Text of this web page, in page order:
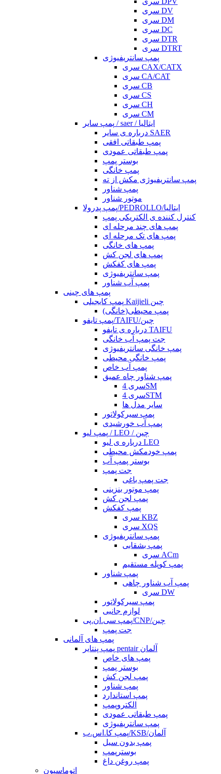
سری DV
سری DM
سری DC
سری DTR
سری DTRT
پمپ سانتریفیوژی
سری CAX/CATX
سری CA/CAT
سری CB
سری CS
سری CH
سری CM
پمپ سایر / saer / ایتالیا
درباره ی سایر SAER
پمپ طبقاتی افقی
پمپ طبقاتی عمودی
بوستر پمپ
پمپ خانگی
پمپ سانتریفیوژی مکش از ته
پمپ شناور
موتور شناور
پمپ پدرولا/PEDROLLO/ایتالیا
کنترل کننده ی الکتریکی پمپ
پمپ های چند مرحله ای
پمپ های تک مرحله ای
پمپ های خانگی
پمپ های لجن کش
پمپ های کفکش
پمپ سانتریفیوژی
پمپ آب شناور
پمپ های چینی
پمپ کایجیلی Kaijieli چین
پمپ محیطی(خانگی)
پمپ تایفو/TAIFU/چین
درباره ی تایفو TAIFU
جت پمپ آب خانگی
پمپ خانگی سانتریفیوژی
پمپ خانگی محیطی
پمپ آب خاص
پمپ شناور چاه عمیق
سری 4SM
سری 4STM
سایر مدل ها
پمپ سیرکولاتور
پمپ آب خورشیدی
پمپ لیو / LEO / چین
درباره ی لیو LEO
پمپ خودمکش محیطی
بوستر پمپ آب
جت پمپ
جت پمپ باغی
پمپ موتور بنزینی
پمپ لجن کش
پمپ کفکش
سری KBZ
سری XQS
پمپ سانتریفیوژی
پمپ بشقابی
سری ACm
پمپ کوپله مستقیم
پمپ شناور
پمپ آب شناور چاهی
سری DW
پمپ سیرکولاتور
لوازم جانبی
پمپ سی.ان.پی/CNP/چین
جت پمپ
پمپ های آلمانی
پمپ پنتایر pentair آلمان
پمپ های خاص
بوستر پمپ
پمپ لجن کش
پمپ شناور
پمپ استاندارد
الکتروپمپ
پمپ طبقاتی عمودی
پمپ سانتریفیوژی
پمپ کا.اس.ب/KSB/آلمان
پمپ بدون سیل
بوسترپمپ
پمپ روغن داغ
اتوماسیون